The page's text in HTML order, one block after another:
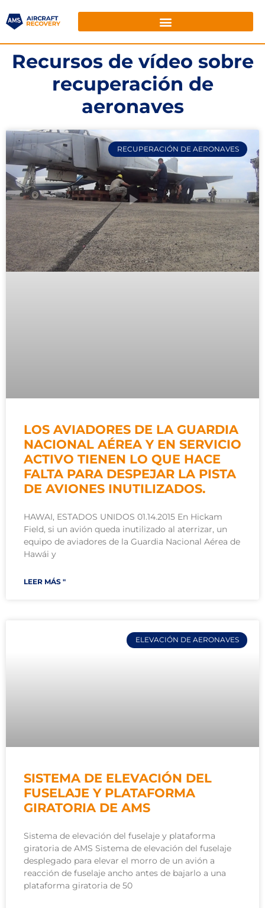
Recursos de vídeo sobre
recuperación de
aeronaves
RECUPERACIÓN DE AERONAVES
LOS AVIADORES DE LA GUARDIA
NACIONAL AÉREA Y EN SERVICIO
ACTIVO TIENEN LO QUE HACE
FALTA PARA DESPEJAR LA PISTA
DE AVIONES INUTILIZADOS.
HAWAI, ESTADOS UNIDOS 01.14.2015 En Hickam
Field, si un avión queda inutilizado al aterrizar, un
equipo de aviadores de la Guardia Nacional Aérea de
Hawái y
LEER MÁS "
ELEVACIÓN DE AERONAVES
SISTEMA DE ELEVACIÓN DEL
FUSELAJE Y PLATAFORMA
GIRATORIA DE AMS
Sistema de elevación del fuselaje y plataforma
giratoria de AMS Sistema de elevación del fuselaje
desplegado para elevar el morro de un avión a
reacción de fuselaje ancho antes de bajarlo a una
plataforma giratoria de 50